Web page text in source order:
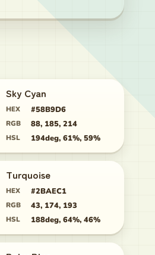
Sky Cyan
HEX #58B9D6
RGB 88, 185, 214
HSL 194deg, 61%, 59%
Turquoise
HEX #2BAEC1
RGB 43, 174, 193
HSL 188deg, 64%, 46%